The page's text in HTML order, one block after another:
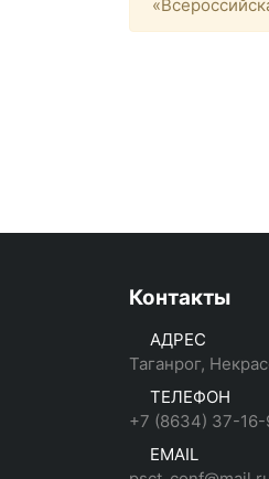
Контакты
АДРЕС
Таганрог,
ТЕЛЕФОН
+7 (8634) 37-16-
EMAIL